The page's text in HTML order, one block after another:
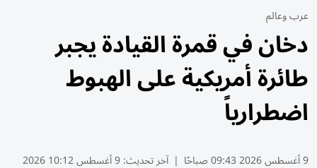
عرب وعالم
دخان في قمرة القيادة يجبر
طائرة أمريكية على الهبوط
اضطرارياً
9 أغسطس 2026 09:43 صباحًا | آخر تحديث:9 أغسطس 10:12 2026